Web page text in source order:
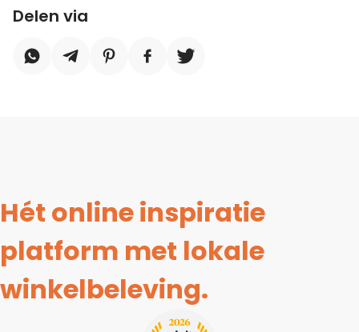
Delen via
Hét online inspiratie
platform met lokale
winkelbeleving.